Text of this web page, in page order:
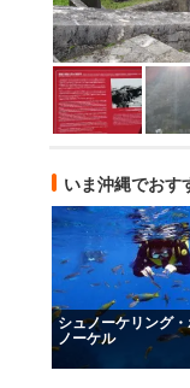
いま沖縄でおす
シュノーケリング
ノーケル